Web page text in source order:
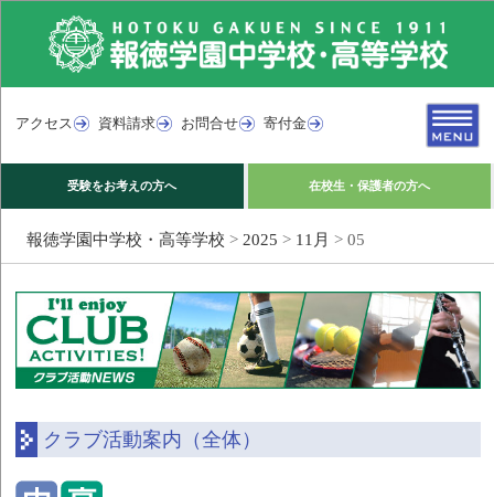
アクセス 資料請求 お問合せ 寄付金
受験をお考えの方へ 在校生・保護者の方へ
報徳学園中学校・高等学校 > 2025 > 11月 > 05
クラブ活動案内（全体）